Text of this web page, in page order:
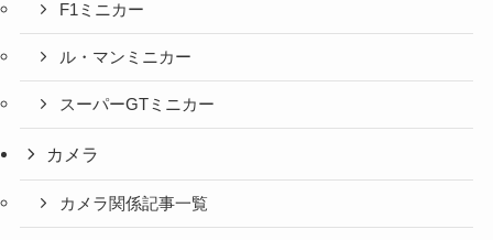
F1ミニカー
ル・マンミニカー
スーパーGTミニカー
カメラ
カメラ関係記事一覧